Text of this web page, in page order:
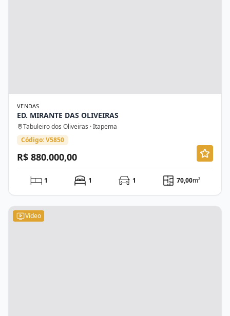
VENDAS
ED. MIRANTE DAS OLIVEIRAS
Tabuleiro dos Oliveiras · Itapema
Código: V5850
R$ 880.000,00
1 1 1 70,00m²
Vídeo